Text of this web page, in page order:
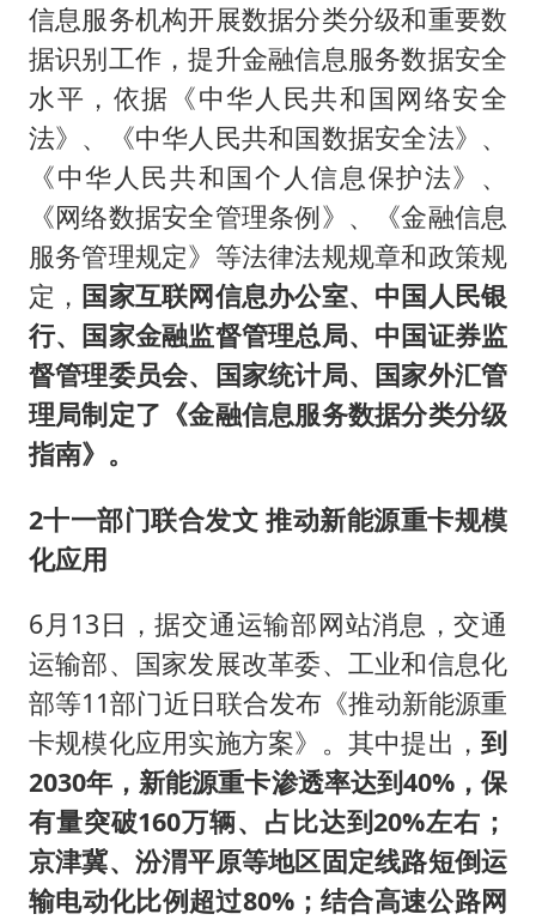
信息服务机构开展数据分类分级和重要数
据识别工作，提升金融信息服务数据安全
水平，依据《中华人民共和国网络安全
法》、《中华人民共和国数据安全法》、
《中华人民共和国个人信息保护法》、
《网络数据安全管理条例》、《金融信息
服务管理规定》等法律法规规章和政策规
定， 国家互联网信息办公室、中国人民银
行、国家金融监督管理总局、中国证券监
督管理委员会、国家统计局、国家外汇管
理局制定了《金融信息服务数据分类分级
指南》。
2十一部门联合发文 推动新能源重卡规模
化应用
6月13日，据交通运输部网站消息，交通
运输部、国家发展改革委、工业和信息化
部等11部门近日联合发布《推动新能源重
卡规模化应用实施方案》。其中提出，到
2030年，新能源重卡渗透率达到40%，保
有量突破160万辆、占比达到20%左右；
京津冀、汾渭平原等地区固定线路短倒运
输电动化比例超过80%；结合高速公路网